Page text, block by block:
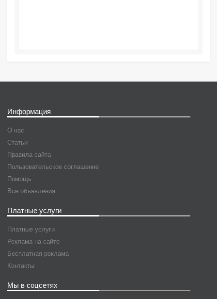
Информация
О нас
Статьи
Правила сайта
Пользовательское соглашение
Помощь
Все объявления
Платные услуги
Платные услуги
Реклама на сайте
Бесплатная реклама
Контакты
Мы в соцсетях